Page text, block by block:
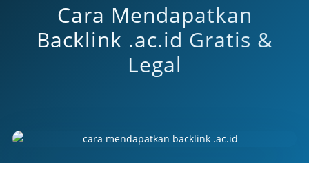
Cara Mendapatkan
Backlink .ac.id Gratis &
Legal